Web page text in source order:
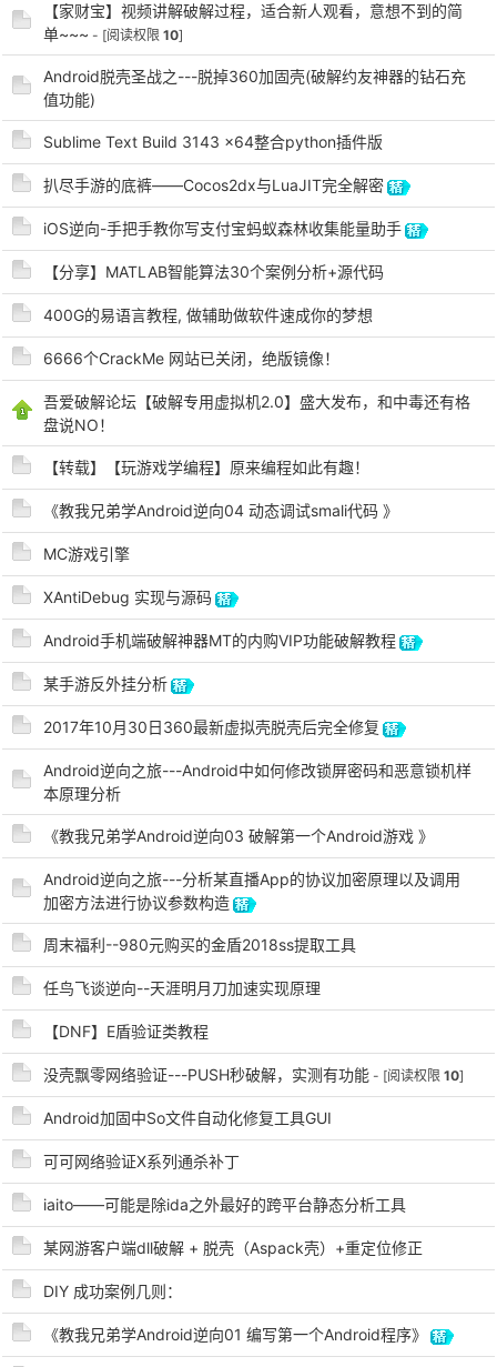
52
po
jie.
cn
【家财宝】视频讲解破解过程，适合新人观看，意想不到的简
单~~~ - [阅读权限 10]
Android脱壳圣战之---脱掉360加固壳(破解约友神器的钻石充
值功能)
Sublime Text Build 3143 x64整合python插件版
扒尽手游的底裤——Cocos2dx与LuaJIT完全解密
iOS逆向-手把手教你写支付宝蚂蚁森林收集能量助手
【分享】MATLAB智能算法30个案例分析+源代码
400G的易语言教程, 做辅助做软件速成你的梦想
6666个CrackMe 网站已关闭，绝版镜像！
吾爱破解论坛【破解专用虚拟机2.0】盛大发布，和中毒还有格
盘说NO！
【转载】【玩游戏学编程】原来编程如此有趣！
《教我兄弟学Android逆向04 动态调试smali代码 》
MC游戏引擎
XAntiDebug 实现与源码
Android手机端破解神器MT的内购VIP功能破解教程
某手游反外挂分析
2017年10月30日360最新虚拟壳脱壳后完全修复
Android逆向之旅---Android中如何修改锁屏密码和恶意锁机样
本原理分析
《教我兄弟学Android逆向03 破解第一个Android游戏 》
Android逆向之旅---分析某直播App的协议加密原理以及调用
加密方法进行协议参数构造
周末福利--980元购买的金盾2018ss提取工具
任鸟飞谈逆向--天涯明月刀加速实现原理
【DNF】E盾验证类教程
没壳飘零网络验证---PUSH秒破解，实测有功能 - [阅读权限 10]
Android加固中So文件自动化修复工具GUI
可可网络验证X系列通杀补丁
iaito——可能是除ida之外最好的跨平台静态分析工具
某网游客户端dll破解 + 脱壳（Aspack壳）+重定位修正
DIY 成功案例几则：
《教我兄弟学Android逆向01 编写第一个Android程序》